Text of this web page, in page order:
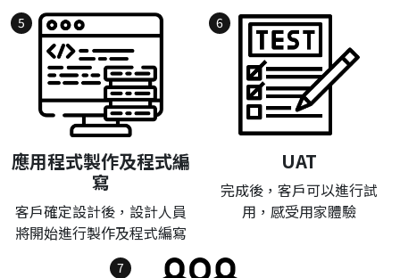
5
應用程式製作及程式編
寫
客戶確定設計後，設計人員
將開始進行製作及程式編寫
6
UAT
完成後，客戶可以進行試
用，感受用家體驗
7